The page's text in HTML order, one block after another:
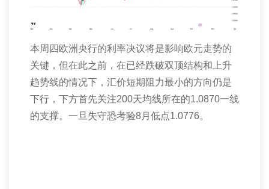
本周四欧洲央行的利率决议将是影响欧元走势的
关键，但在此之前，在已经跌破双顶结构和上升
趋势线的情况下，汇价短期阻力最小的方向仍是
下行，下方首先关注200天均线所在的1.0870一线
的支撑。一旦失守恐考验8月低点1.0776。